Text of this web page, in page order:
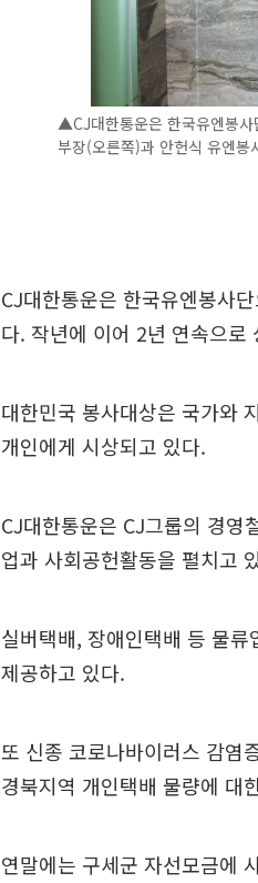
▲CJ대한통운은 한국유엔봉사
부장(오른쪽)과 안헌식 유엔봉
CJ대한통운은 한국유엔봉사
다. 작년에 이어 2년 연속으로
대한민국 봉사대상은 국가와
개인에게 시상되고 있다.
CJ대한통운은 CJ그룹의 경영
업과 사회공헌활동을 펼치고
실버택배, 장애인택배 등 물
제공하고 있다.
또 신종 코로나바이러스 감염
경북지역 개인택배 물량에 대
연말에는 구세군 자선모금에